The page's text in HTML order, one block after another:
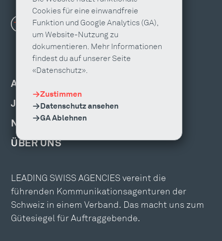
Cookies für eine einwandfreie
Funktion und Google Analytics (GA),
um Website-Nutzung zu
dokumentieren. Mehr Informationen
findest du auf unserer Seite
«Datenschutz».
Zustimmen
Datenschutz ansehen
GA Ablehnen
AGENTUR FINDEN
JOBS & WEITERBILDUNG
NEWS, EVENTS & PUBLIKATIONEN
ÜBER UNS
LEADING SWISS AGENCIES vereint die
führenden Kommunikationsagenturen der
Schweiz in einem Verband. Das macht uns zum
Gütesiegel für Auftraggebende.